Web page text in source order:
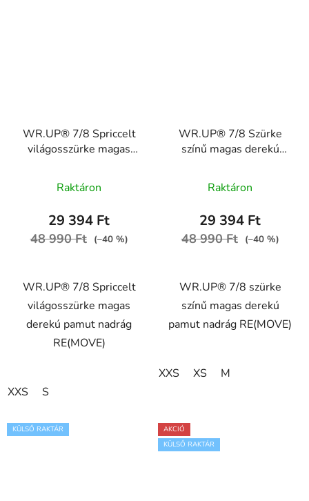
WR.UP® 7/8 Spriccelt
világosszürke magas
RE(MOVE)
WRUP4HC001ORG,
Raktáron
29 394 Ft
48 990 Ft (–40 %)
WR.UP® 7/8 Spriccelt
világosszürke magas
derekú pamut nadrág
RE(MOVE)
XXS S
WR.UP® 7/8 Szürke
színű magas derekú
RE(MOVE)
WRUP4HC001ORG,
Raktáron
29 394 Ft
48 990 Ft (–40 %)
WR.UP® 7/8 szürke
színű magas derekú
pamut nadrág RE(MOVE)
XXS XS M
KÜLSŐ RAKTÁR
AKCIÓ
KÜLSŐ RAKTÁR